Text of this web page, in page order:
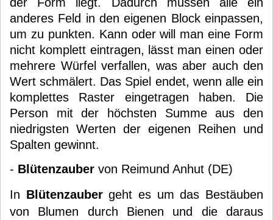
anderes Feld in den eigenen Block einpassen,
um zu punkten. Kann oder will man eine Form
nicht komplett eintragen, lässt man einen oder
mehrere Würfel verfallen, was aber auch den
Wert schmälert. Das Spiel endet, wenn alle ein
komplettes Raster eingetragen haben. Die
Person mit der höchsten Summe aus den
niedrigsten Werten der eigenen Reihen und
Spalten gewinnt.
- Blütenzauber von Reimund Anhut (DE)
In Blütenzaubergeht es um das Bestäuben
von Blumen durch Bienen und die daraus